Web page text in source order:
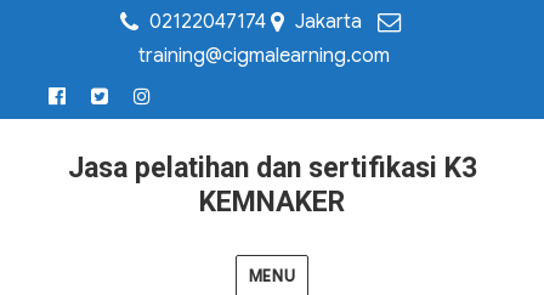
02122047174
Jakarta
training@cigmalearning.com
Jasa pelatihan dan sertifikasi K3
KEMNAKER
MENU